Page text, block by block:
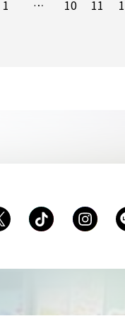
1 … 10 11